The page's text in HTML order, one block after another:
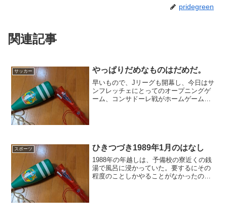
pridegreen
関連記事
サッカー やっぱりだめなものはだめだ。
早いもので、Jリーグも開幕し、今日はサ
ンフレッチェにとってのオープニングゲ
ーム、コンサドーレ戦がホームゲームで
スポーツ ひきつづき1989年1月のはなし
1988年の年越しは、予備校の寮近くの銭
湯で風呂に浸かっていた。要するにその
程度のことしかやることがなかったので